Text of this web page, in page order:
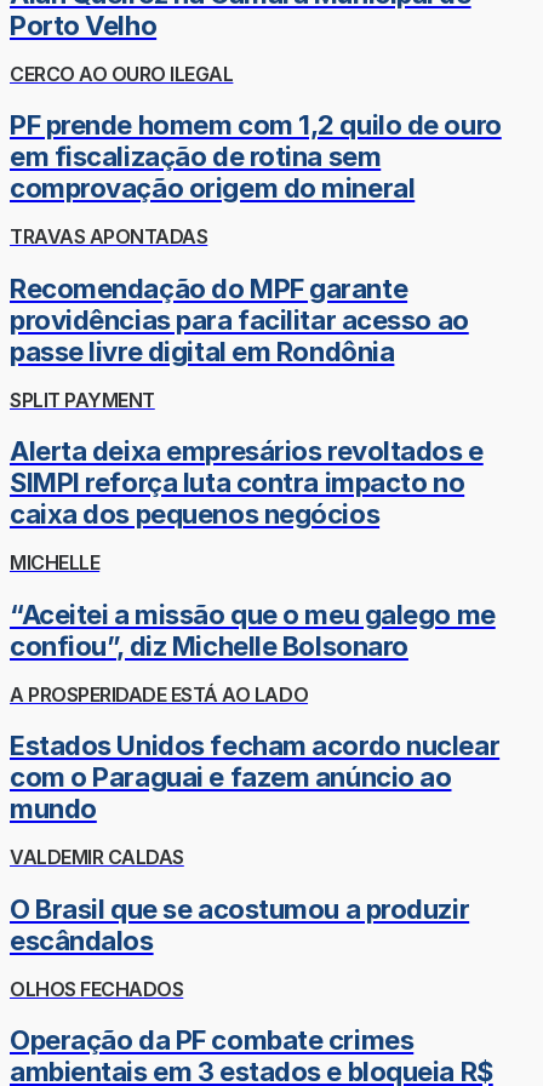
Porto Velho
CERCO AO OURO ILEGAL
PF prende homem com 1,2 quilo de ouro
em fiscalização de rotina sem
comprovação origem do mineral
TRAVAS APONTADAS
Recomendação do MPF garante
providências para facilitar acesso ao
passe livre digital em Rondônia
SPLIT PAYMENT
Alerta deixa empresários revoltados e
SIMPI reforça luta contra impacto no
caixa dos pequenos negócios
MICHELLE
“Aceitei a missão que o meu galego me
confiou”, diz Michelle Bolsonaro
A PROSPERIDADE ESTÁ AO LADO
Estados Unidos fecham acordo nuclear
com o Paraguai e fazem anúncio ao
mundo
VALDEMIR CALDAS
O Brasil que se acostumou a produzir
escândalos
OLHOS FECHADOS
Operação da PF combate crimes
ambientais em 3 estados e bloqueia R$